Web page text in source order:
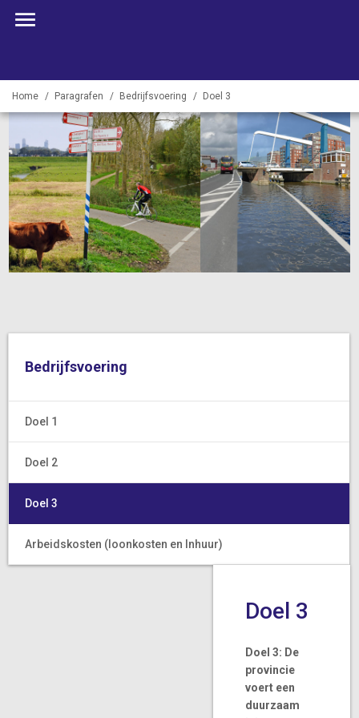
Home Paragrafen Bedrijfsvoering Doel 3
Bedrijfsvoering
Doel 1
Doel 2
Doel 3
Arbeidskosten (loonkosten en Inhuur)
Doel 3
Doel 3: De
provincie
voert een
duurzaam